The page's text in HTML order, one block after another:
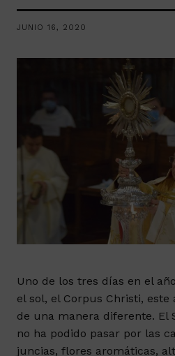
JUNIO 16, 2020
Uno de los tres días en el
el sol, el Corpus Christi, este
de una manera diferente. El
no ha podido pasar por las
juncias, flores aromáticas,